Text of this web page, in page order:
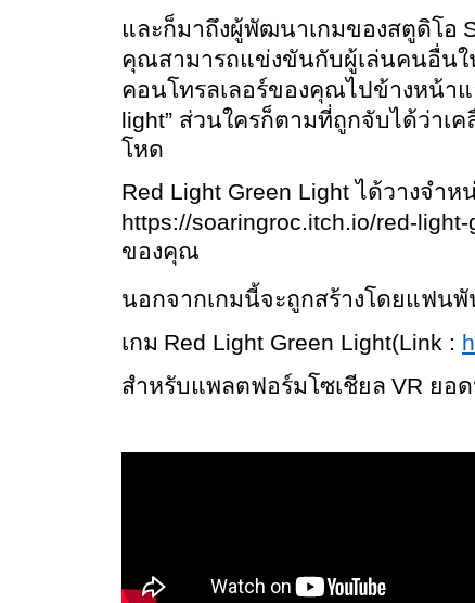
และก็มาถึงผู้พัฒนาเกมของสตูดิโอ
คุณสามารถแข่งขันกับผู้เล่นคนอื่นใ
คอนโทรลเลอร์ของคุณไปข้างหน้า
light” ส่วนใครก็ตามที่ถูกจับได้ว่าเค
โหด
Red Light Green Light ได้วางจำห
https://soaringroc.itch.io/red-
ของคุณ
นอกจากเกมนี้จะถูกสร้างโดยแฟนพั
เกม Red Light Green Light(Link :
สำหรับแพลตฟอร์มโซเชียล VR ยอ